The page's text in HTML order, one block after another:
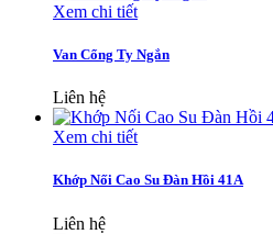
Xem chi tiết
Van Cổng Ty Ngắn
Liên hệ
Xem chi tiết
Khớp Nối Cao Su Đàn Hồi 41A
Liên hệ